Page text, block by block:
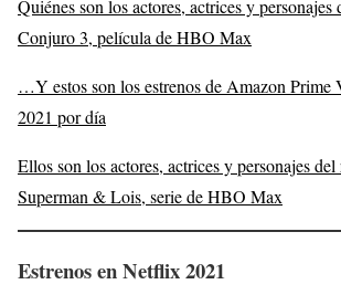
Quiénes son los actores, actrices y personajes
Conjuro 3, película de HBO Max
…Y estos son los estrenos de Amazon Prime
2021 por día
Ellos son los actores, actrices y personajes del
Superman & Lois, serie de HBO Max
Estrenos en Netflix2021